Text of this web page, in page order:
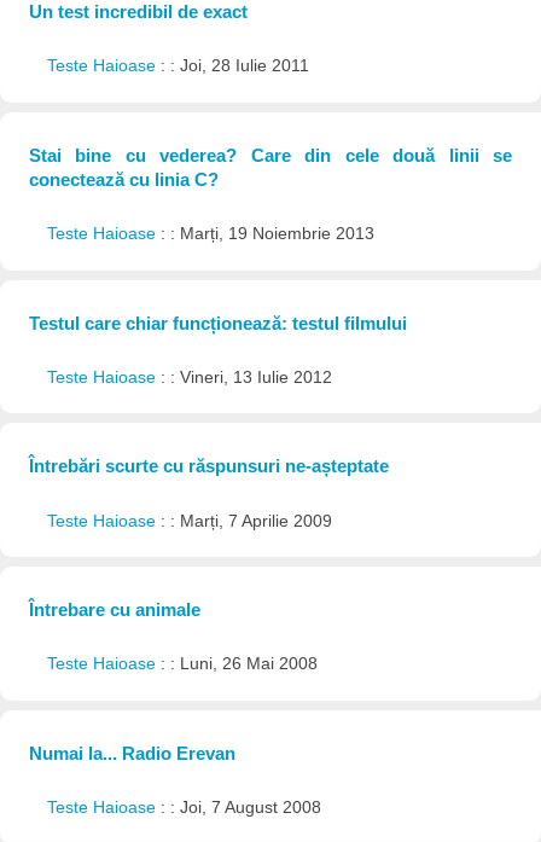
Un test incredibil de exact
Teste Haioase : : Joi, 28 Iulie 2011
Stai bine cu vederea? Care din cele două linii se
conectează cu linia C?
Teste Haioase : : Marți, 19 Noiembrie 2013
Testul care chiar funcționează: testul filmului
Teste Haioase : : Vineri, 13 Iulie 2012
Întrebări scurte cu răspunsuri ne-așteptate
Teste Haioase : : Marți, 7 Aprilie 2009
Întrebare cu animale
Teste Haioase : : Luni, 26 Mai 2008
Numai la... Radio Erevan
Teste Haioase : : Joi, 7 August 2008